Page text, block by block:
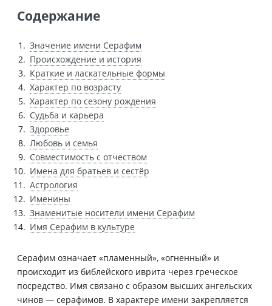
Содержание
Значение имени Серафим
Происхождение и история
Краткие и ласкательные формы
Характер по возрасту
Характер по сезону рождения
Судьба и карьера
Здоровье
Любовь и семья
Совместимость с отчеством
Имена для братьев и сестёр
Астрология
Именины
Знаменитые носители имени Серафим
Имя Серафим в культуре
Серафим означает «пламенный», «огненный» и
происходит из библейского иврита через греческое
посредство. Имя связано с образом высших ангельских
чинов — серафимов. В характере имени закрепляется